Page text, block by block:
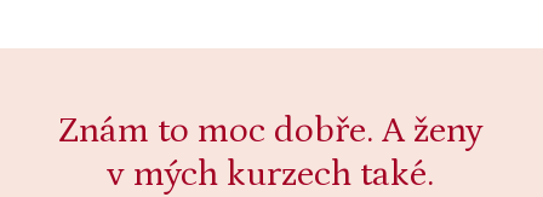
Znám to moc dobře. A ženy
v mých kurzech také.